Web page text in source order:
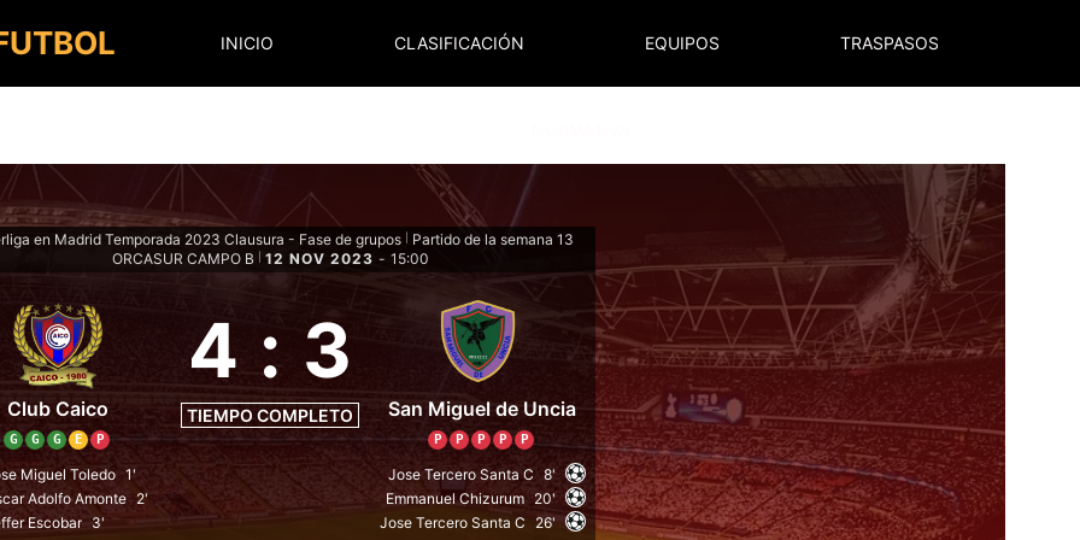
INICIO CLASIFICACIÓN EQUIPOS TRASPASOS
en Madrid Temporada 2023 Clausura - Fase de grupos
Partido de la semana 13
ORCASUR CAMPO B
12 NOV 2023 - 15:00
Club Caico
G G G E P
4 : 3
TIEMPO COMPLETO San Miguel de Uncia
P P P P P
Miguel Toledo 1'
Adolfo Amonte 2'
Escobar 3'
Jose Tercero Santa C 8'
Emmanuel Chizurum 20'
Jose Tercero Santa C
26'